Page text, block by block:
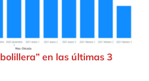
en las últimas 3